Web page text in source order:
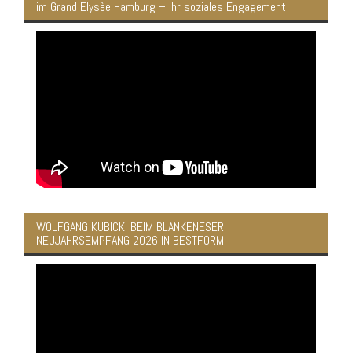
im Grand Elysèe Hamburg – ihr soziales Engagement
WOLFGANG KUBICKI BEIM BLANKENESER
NEUJAHRSEMPFANG 2026 IN BESTFORM!